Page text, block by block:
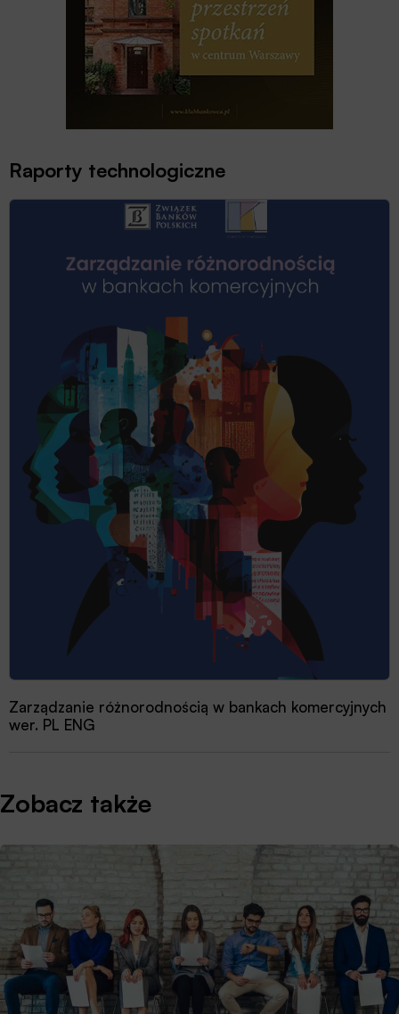
Raporty technologiczne
Zarządzanie różnorodnością w bankach komercyjnych
wer. PL ENG
Zobacz także